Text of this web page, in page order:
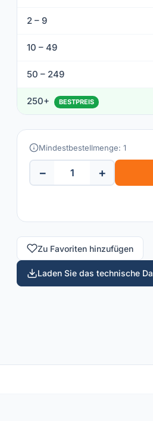
2 – 9
10 – 49
50 – 249
250+ BESTPREIS
Mindestbestellmenge: 1
− +
Zu Favoriten hinzufügen
Laden Sie das technische